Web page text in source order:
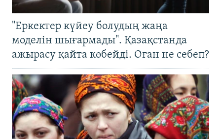
"Еркектер күйеу болудың жаңа
моделін шығармады". Қазақстанда
ажырасу қайта көбейді. Оған не себеп?